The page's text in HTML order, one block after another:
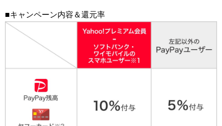
■キャンペーン内容＆還元率